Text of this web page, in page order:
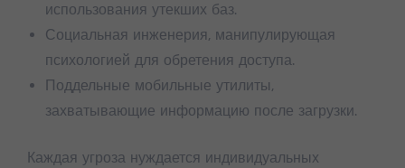
использования утекших баз.
Социальная инженерия, манипулирующая
психологией для обретения доступа.
Поддельные мобильные утилиты,
захватывающие информацию после загрузки.
Каждая угроза нуждается индивидуальных